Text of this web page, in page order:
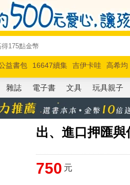
益書包 16647續集 吉伊卡哇 高希均
斯克 玩具總動員5 超慢跑
雜誌 電子書 文具 玩具親子
出、進口押匯
750 元